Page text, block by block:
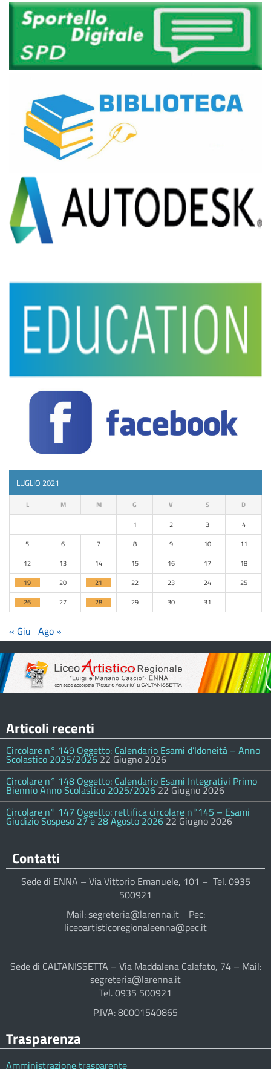
LUGLIO 2021
L M M G V S D
1 2 3
4
5
6 7 8 9 10
11
12
13 14 15 16 17
18
19
20 21 22 23 24
25
26
27 28 29 30 31
« Giu Ago »
Articoli recenti
Circolare n° 149 Oggetto: Calendario Esami d’Idoneità – Anno
Scolastico 2025/2026 22 Giugno 2026
Circolare n° 148 Oggetto: Calendario Esami Integrativi Primo
Biennio Anno Scolastico 2025/2026 22 Giugno 2026
Circolare n° 147 Oggetto: rettifica circolare n°145 – Esami
Giudizio Sospeso 27 e 28 Agosto 2026 22 Giugno 2026
Contatti
Sede di ENNA – Via Vittorio Emanuele, 101 – Tel. 0935
500921
Mail: segreteria@larenna.it Pec:
liceoartisticoregionaleenna@pec.it
Sede di CALTANISSETTA – Via Maddalena Calafato, 74 – Mail:
segreteria@larenna.it
Tel. 0935 500921
P.IVA: 80001540865
Trasparenza
Amministrazione trasparente